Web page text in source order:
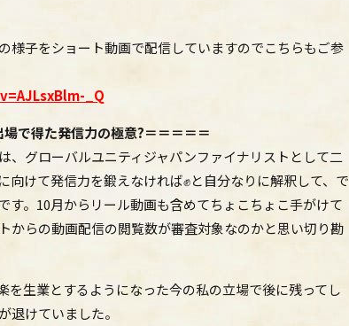
様子をショート動画で配信していますのでこちらもご参
_Q
場で得た発信力の極意?＝＝＝＝＝
、グローバルユニティジャパンファイナリストとして二
けて発信力を鍛えなければ✊と自分なりに解釈して、で
す。10月からリール動画も含めてちょこちょこ手がけて
からの動画配信の閲覧数が審査対象なのかと思い切り勘
を生業とするようになった今の私の立場で後に残ってし
退けていました。